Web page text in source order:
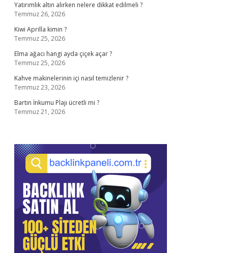
Yatırımlık altın alırken nelere dikkat edilmeli ?
Temmuz 26, 2026
Kiwi Aprilla kimin ?
Temmuz 25, 2026
Elma ağacı hangi ayda çiçek açar ?
Temmuz 25, 2026
Kahve makinelerinin içi nasıl temizlenir ?
Temmuz 23, 2026
Bartın İnkumu Plajı ücretli mi ?
Temmuz 21, 2026